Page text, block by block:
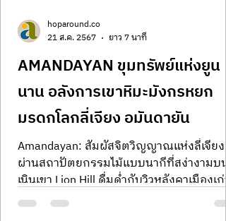
AMANDAYAN ขุมทรัพย์แห่งยูน
นาน อลังการเขาหิมะมังกรหยก
มรดกโลกลี่เจียง อมันดายัน
Amandayan: สัมผัสจิตวิญญาณแห่งลี่เจียง
ผ่านสถาปัตยกรรมไม้แบบนากีที่สง่างามบน
เนินเขา Lion Hill ดื่มด่ำกับวิวหลังคาเมืองเก่า
ทอดยาวจรดภูเขาหิมะมังกรหยก พบกับการ
hoparound.co
21 ส.ค. 2567
ยาว 7 นาที